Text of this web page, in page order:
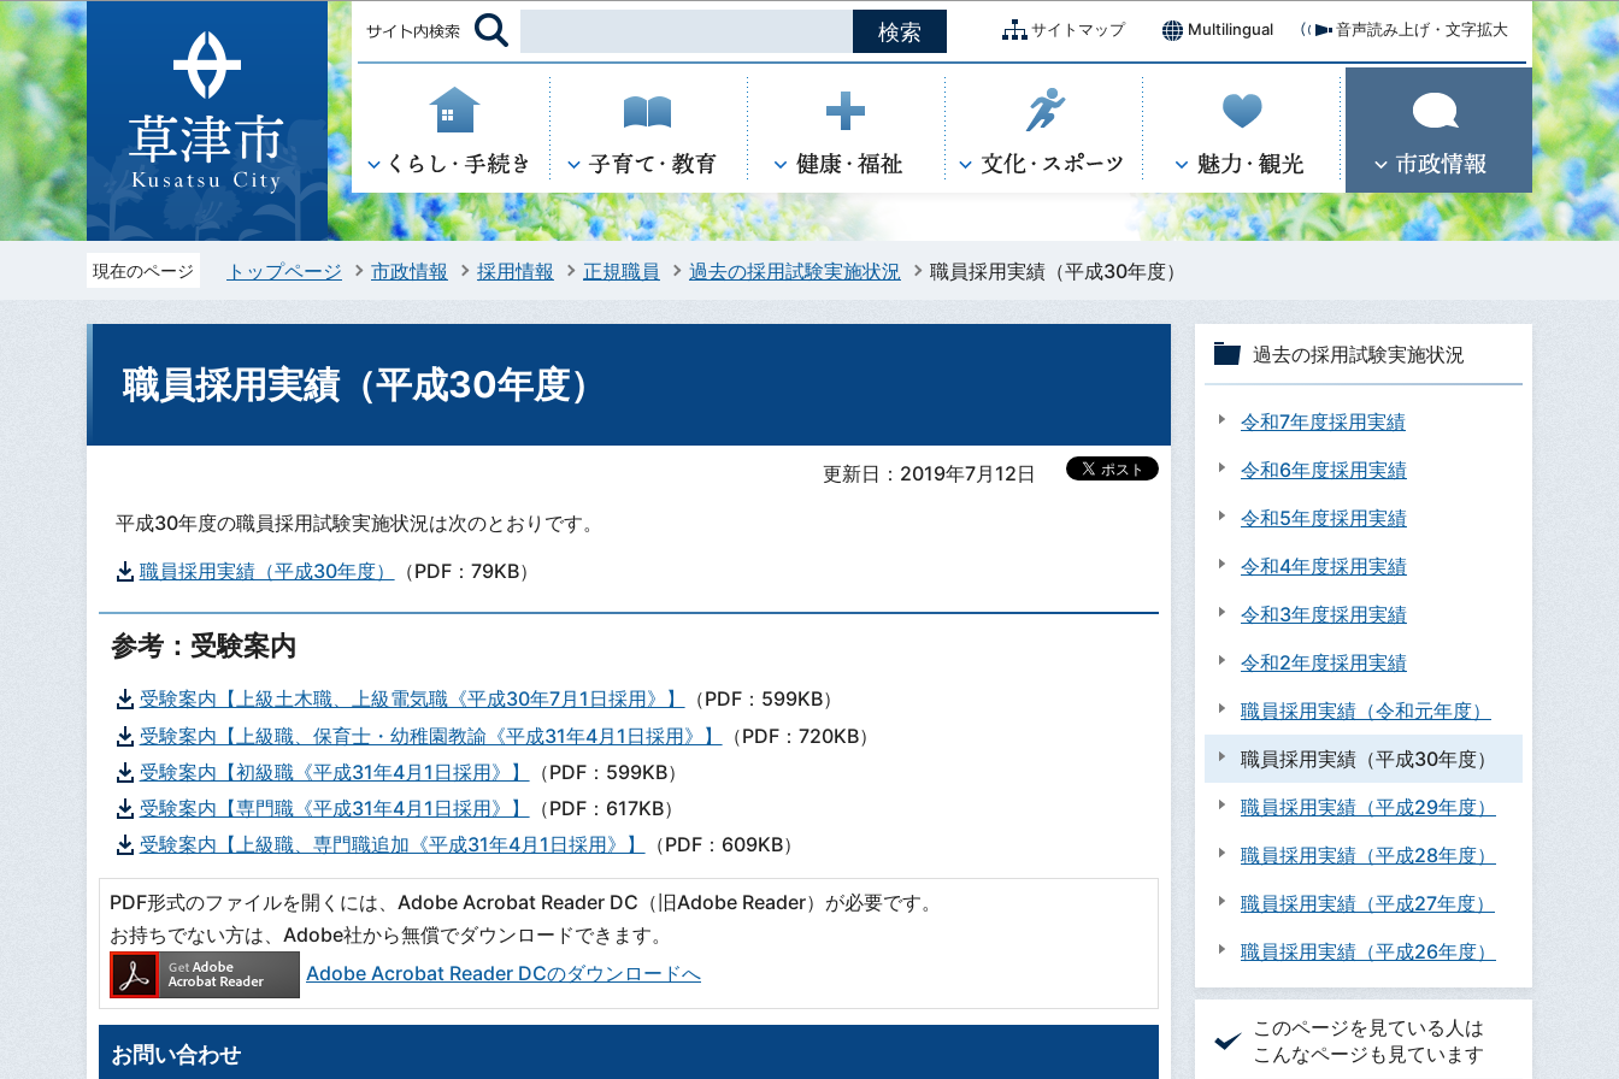
このページの本文へ移動
サイトマップ Multilingual 音声読み上げ・文字拡大
現在のページ トップページ 市政情報 採用情報 正規職員 過去の採用試験実施状況 職員採用実績（平成30年度）
職員採用実績（平成30年度）
更新日：2019年7月12日
平成30年度の職員採用試験実施状況は次のとおりです。
職員採用実績（平成30年度） （PDF：79KB）
参考：受験案内
受験案内【上級土木職、上級電気職《平成30年7月1日採用》】
（PDF：599KB）
受験案内【上級職、保育士・幼稚園教諭《平成31年4月1日採用》】
（PDF：720KB）
受験案内【初級職《平成31年4月1日採用》】
（PDF：599KB）
受験案内【専門職《平成31年4月1日採用》】
（PDF：617KB）
受験案内【上級職、専門職追加《平成31年4月1日採用》】
（PDF：609KB）
PDF形式のファイルを開くには、Adobe Acrobat Reader DC（旧Adobe Reader）が必要です。
お持ちでない方は、Adobe社から無償でダウンロードできます。
Adobe Acrobat Reader DCのダウンロードへ
お問い合わせ
過去の採用試験実施状況
令和7年度採用実績
令和6年度採用実績
令和5年度採用実績
令和4年度採用実績
令和3年度採用実績
令和2年度採用実績
職員採用実績（令和元年度）
職員採用実績（平成30年度）
職員採用実績（平成29年度）
職員採用実績（平成28年度）
職員採用実績（平成27年度）
職員採用実績（平成26年度）
このページを見ている人は
こんなページも見ています